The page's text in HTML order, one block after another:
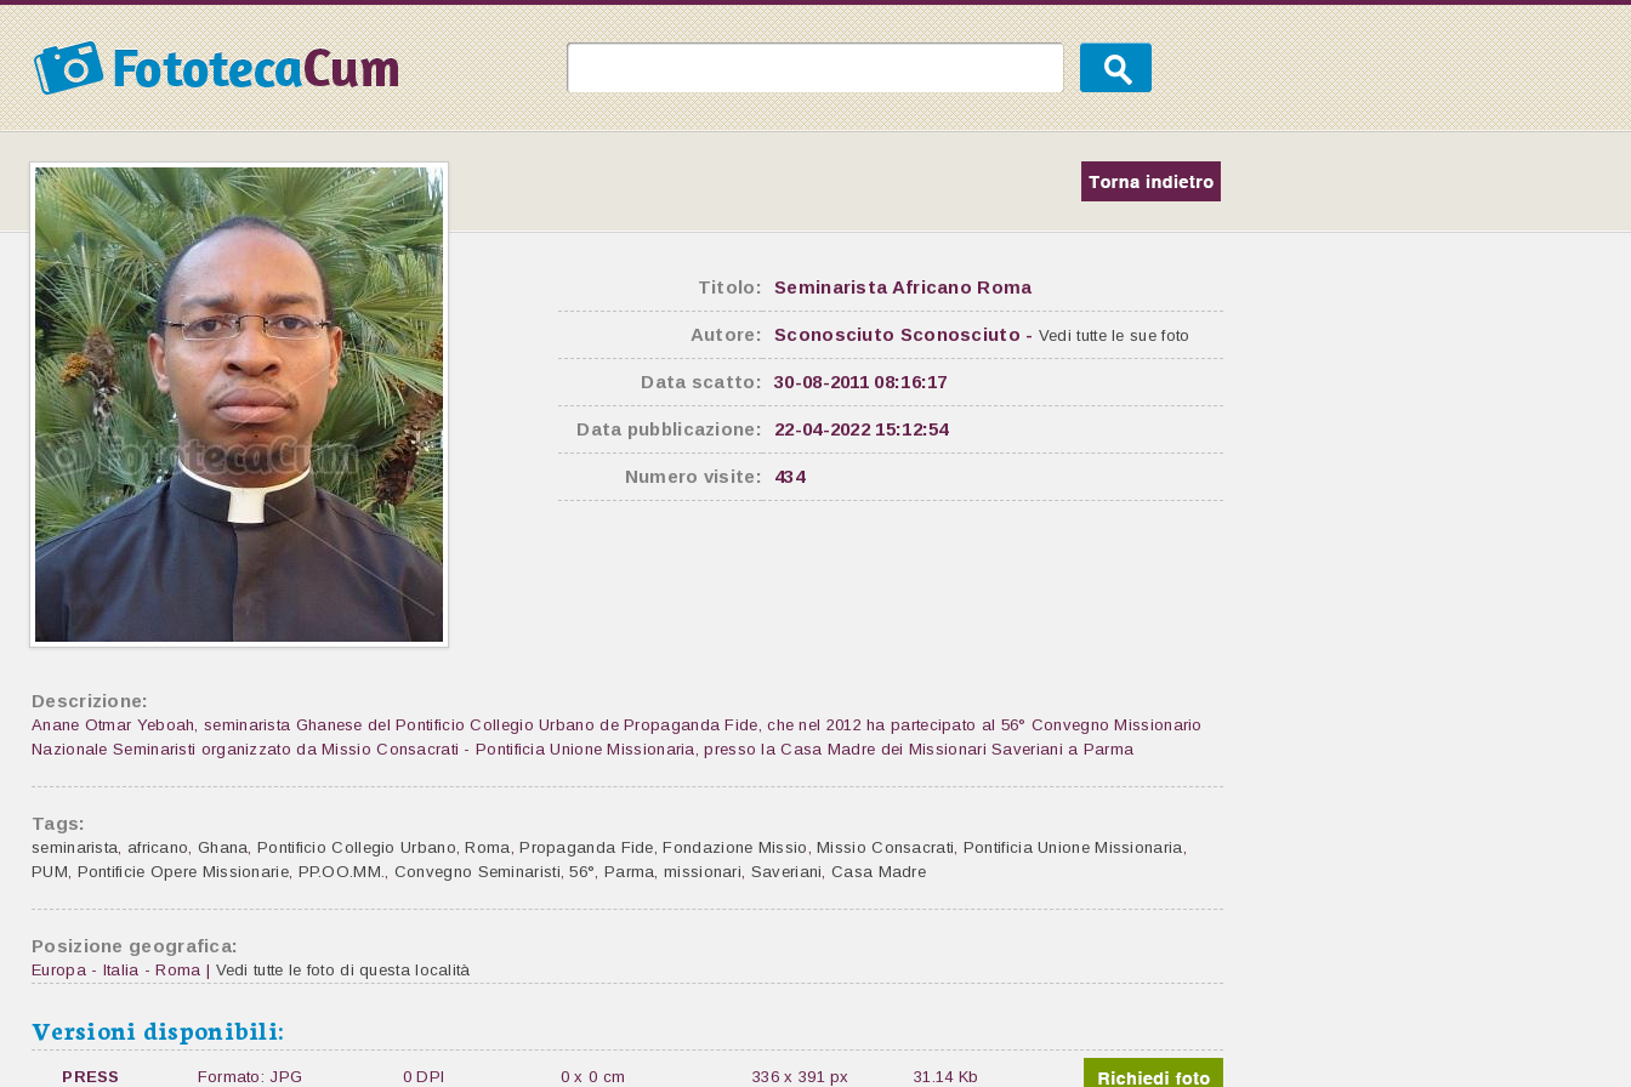
Titolo: Seminarista Africano Roma
Autore: Sconosciuto Sconosciuto - Vedi tutte le sue foto
Data scatto: 30-08-2011 08:16:17
Data pubblicazione: 22-04-2022 15:12:54
Numero visite: 434
Descrizione:
Anane Otmar Yeboah, seminarista Ghanese del Pontificio Collegio Urbano de Propaganda Fide, che nel 2012 ha partecipato al 56° Convegno Missionario
Nazionale Seminaristi organizzato da Missio Consacrati - Pontificia Unione Missionaria, presso la Casa Madre dei Missionari Saveriani a Parma
Tags:
seminarista, africano, Ghana,Pontificio Collegio Urbano,Roma,Propaganda Fide,Fondazione Missio,Missio Consacrati, Pontificia Unione Missionaria,
PUM, Pontificie Opere Missionarie, PP.OO.MM., Convegno Seminaristi,56°, Parma,missionari, Saveriani,Casa Madre
Posizione geografica:
Europa - Italia - Roma | Vedi tutte le foto di questa località
Versioni disponibili:
PRESS Formato: JPG 0 DPI 0 x 0 cm 336 x 391 px 31.14 Kb